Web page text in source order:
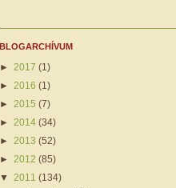
BLOGARCHÍVUM
► 2017 (1)
► 2016 (1)
► 2015 (7)
► 2014 (34)
► 2013 (52)
► 2012 (85)
▼ 2011 (134)